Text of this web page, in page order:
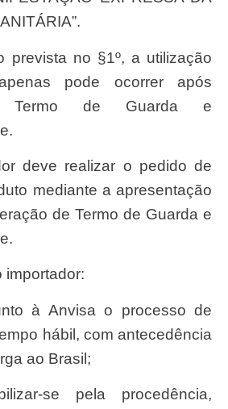
prevista no §1º, a utilização
pode ocorrer após
Termo de Guarda e
deve realizar o pedido de
mediante a apresentação
de Termo de Guarda e
importador:
hábil, com antecedência
ao Brasil;